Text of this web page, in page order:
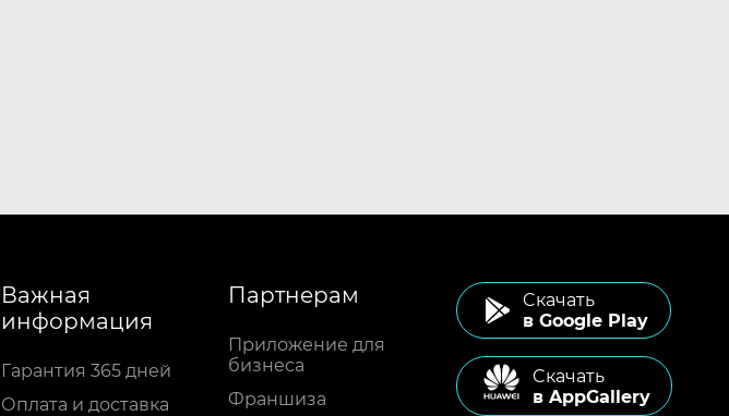
Важная
информация
Гарантия 365 дней
Оплата и доставка
Партнерам
Приложение для
бизнеса
Франшиза
Cкачать
в Google Play
Cкачать
в AppGallery